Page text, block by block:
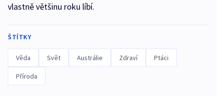
vlastně většinu roku líbí.
ŠTÍTKY
Věda Svět Austrálie Zdraví Ptáci
Příroda